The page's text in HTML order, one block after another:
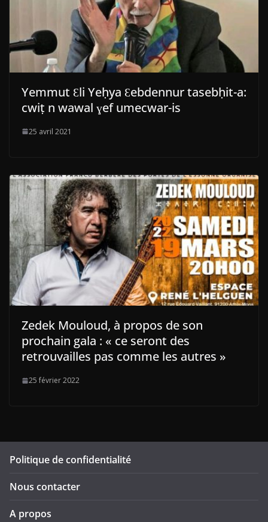
Yemmut Ɛli Yeḥya Ɛebdennur tasebḥit-a:
cwiṭ n wawal ɣef umecwar-is
25 avril 2021
Zedek Mouloud, à propos de son
prochain gala : « ce seront des
retrouvailles pas comme les autres »
25 février 2022
Politique de confidentialité
Nous contacter
A propos